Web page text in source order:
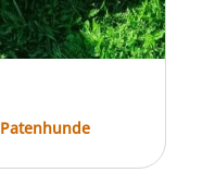
Patenhunde